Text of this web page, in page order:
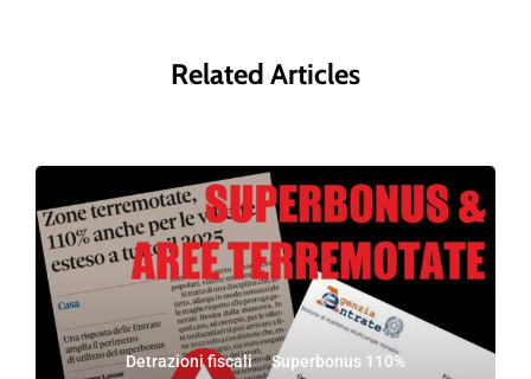
Related Articles
Detrazioni fiscali·Superbonus 110%